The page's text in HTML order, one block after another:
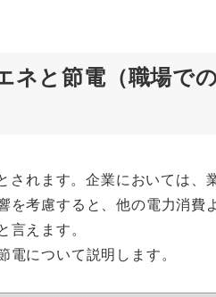
と節電（職場で
れます。企業においては、
考慮すると、他の電力消費
えます。
について説明します。